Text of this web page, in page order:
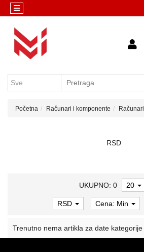
Kategorije
Računari
komponente
Sve
Konfigurator
Početna Računari i komponente Računari
RSD
UKUPNO: 0 20
RSD Cena: Min
Trenutno nema artikla za date kategorije